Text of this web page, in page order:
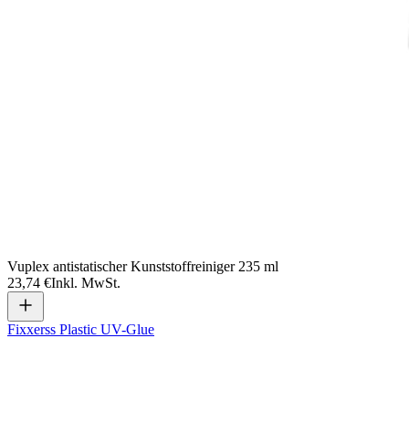
Vuplex antistatischer Kunststoffreiniger 235 ml
23,74 €Inkl. MwSt.
Fixxerss Plastic UV-Glue